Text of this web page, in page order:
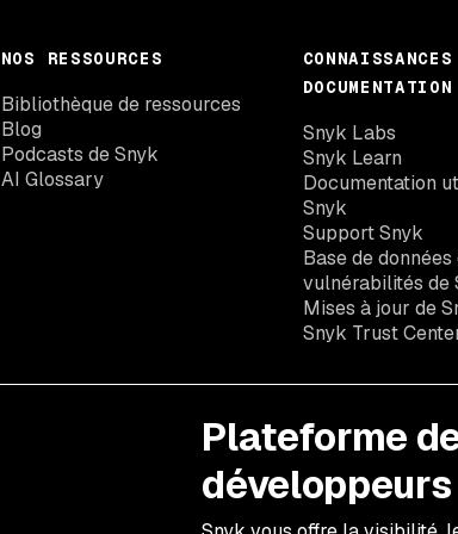
NOS RESSOURCES
Bibliothèque de ressources
Blog
Podcasts de Snyk
AI Glossary
DOCUMENTATION
Snyk Labs
Snyk Learn
Documentation
Snyk
Support Snyk
Base de données
vulnérabilités de
Mises à jour de
Snyk Trust
Plateforme
développeurs